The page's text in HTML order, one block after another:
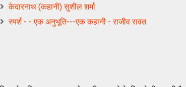
केदारनाथ (कहानी) सुशील शर्मा
स्पर्श - - एक अनुभूति---एक कहानी - राजीव रावत